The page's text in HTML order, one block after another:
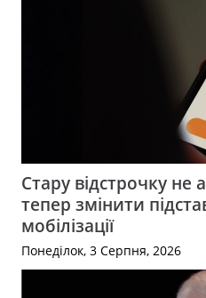
Стару відстрочку
тепер змінити
мобілізації
Понеділок, 3 Серпня, 2026